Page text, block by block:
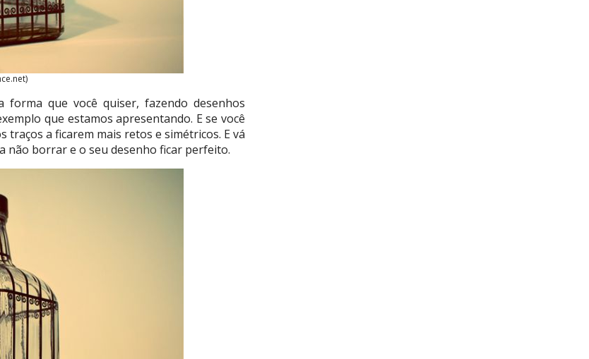
forma que você quiser, fazendo desenhos
que estamos apresentando. E se você
a ficarem mais retos e simétricos. E vá
não borrar e o seu desenho ficar perfeito.